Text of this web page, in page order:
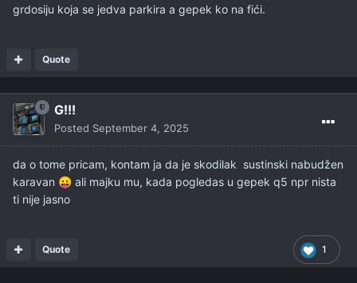
grdosiju koja se jedva parkira a gepek ko na fići.
Quote
G!!!
Posted September 4, 2025
da o tome pricam, kontam ja da je skodilak sustinski nabudžen
karavan 😛 ali majku mu, kada pogledas u gepek q5 npr nista
ti nije jasno
1
Quote